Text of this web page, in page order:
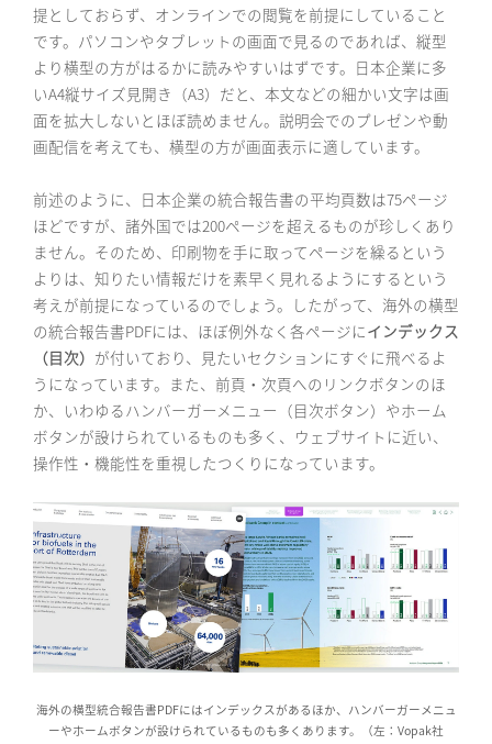
提としておらず、オンラインでの閲覧を前提にしていること
です。パソコンやタブレットの画面で見るのであれば、縦型
より横型の方がはるかに読みやすいはずです。日本企業に多
いA4縦サイズ見開き（A3）だと、本文などの細かい文字は画
面を拡大しないとほぼ読めません。説明会でのプレゼンや動
画配信を考えても、横型の方が画面表示に適しています。
前述のように、日本企業の統合報告書の平均頁数は75ページ
ほどですが、諸外国では200ページを超えるものが珍しくあり
ません。そのため、印刷物を手に取ってページを繰るという
よりは、知りたい情報だけを素早く見れるようにするという
考えが前提になっているのでしょう。したがって、海外の横型
の統合報告書PDFには、ほぼ例外なく各ページにインデックス
（目次） が付いており、見たいセクションにすぐに飛べるよ
うになっています。また、前頁・次頁へのリンクボタンのほ
か、いわゆるハンバーガーメニュー（目次ボタン）やホーム
ボタンが設けられているものも多く、ウェブサイトに近い、
操作性・機能性を重視したつくりになっています。
海外の横型統合報告書PDFにはインデックスがあるほか、ハンバーガーメニュ
ーやホームボタンが設けられているものも多くあります。（左：Vopak社